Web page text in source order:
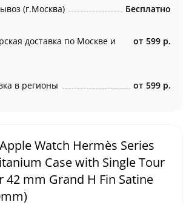
(г.Москва) Бесплатно
доставка по Москве и
от 599 р.
в регионы от 599 р.
Watch Hermès Series
Case with Single Tour
42 mm Grand H Fin Satine